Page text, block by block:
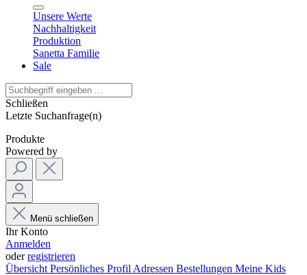
Unsere Werte
Nachhaltigkeit
Produktion
Sanetta Familie
Sale
Schließen
Letzte Suchanfrage(n)
Produkte
Powered by
Menü schließen
Ihr Konto
Anmelden
oderregistrieren
Übersicht Persönliches Profil Adressen Bestellungen Meine Kids